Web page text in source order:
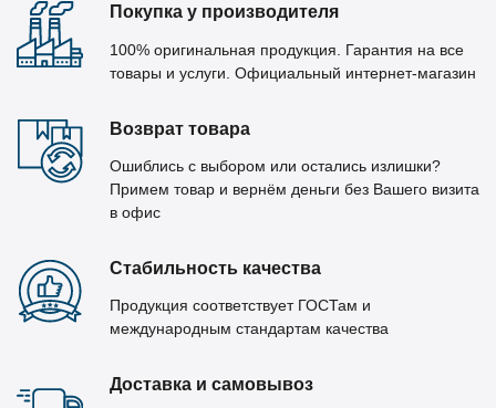
Покупка у производителя
100% оригинальная продукция. Гарантия на все
товары и услуги. Официальный интернет-магазин
Возврат товара
Ошиблись с выбором или остались излишки?
Примем товар и вернём деньги без Вашего визита
в офис
Стабильность качества
Продукция соответствует ГОСТам и
международным стандартам качества
Доставка и самовывоз